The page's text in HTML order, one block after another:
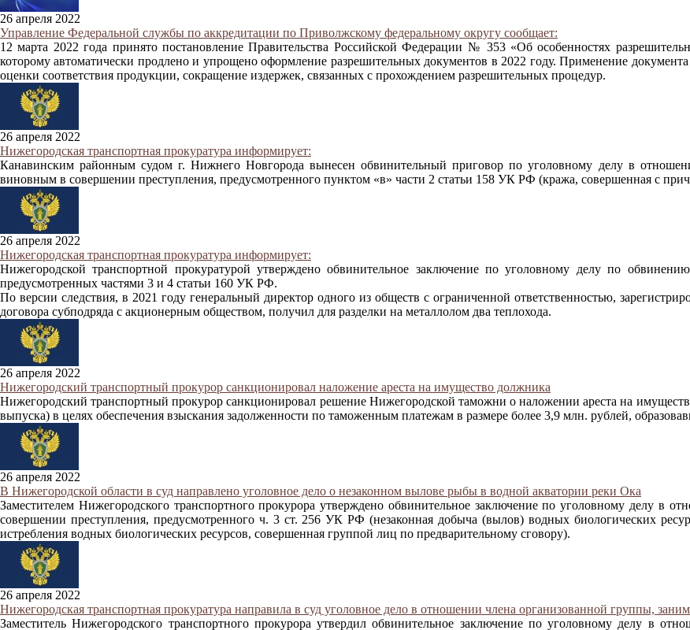
26 апреля 2022
Управление Федеральной службы по аккредитации по Приволжскому федеральному округу сообщает:
12 марта 2022 года принято постановление Правительства Российской Федерации № 353 «Об особенностях
которому автоматически продлено и упрощено оформление разрешительных документов в 2022 году. Применение
оценки соответствия продукции, сокращение издержек, связанных с прохождением разрешительных процедур.
26 апреля 2022
Нижегородская транспортная прокуратура информирует:
Канавинским районным судом г. Нижнего Новгорода вынесен обвинительный приговор по уголовному делу в
виновным в совершении преступления, предусмотренного пунктом «в» части 2 статьи 158 УК РФ (кража, совершенная с
26 апреля 2022
Нижегородская транспортная прокуратура информирует:
Нижегородской транспортной прокуратурой утверждено обвинительное заключение по уголовному делу по
предусмотренных частями 3 и 4 статьи 160 УК РФ.
По версии следствия, в 2021 году генеральный директор одного из обществ с ограниченной ответственностью,
договора субподряда с акционерным обществом, получил для разделки на металлолом два теплохода.
26 апреля 2022
Нижегородский транспортный прокурор санкционировал наложение ареста на имущество должника
Нижегородский транспортный прокурор санкционировал решение Нижегородской таможни о наложении ареста на
выпуска) в целях обеспечения взыскания задолженности по таможенным платежам в размере более 3,9 млн. рублей,
26 апреля 2022
В Нижегородской области в суд направлено уголовное дело о незаконном вылове рыбы в водной акватории реки Ока
Заместителем Нижегородского транспортного прокурора утверждено обвинительное заключение по уголовному делу в
совершении преступления, предусмотренного ч. 3 ст. 256 УК РФ (незаконная добыча (вылов) водных биологических
истребления водных биологических ресурсов, совершенная группой лиц по предварительному сговору).
26 апреля 2022
Нижегородская транспортная прокуратура направила в суд уголовное дело в отношении члена организованной группы,
Заместитель Нижегородского транспортного прокурора утвердил обвинительное заключение по уголовному делу в